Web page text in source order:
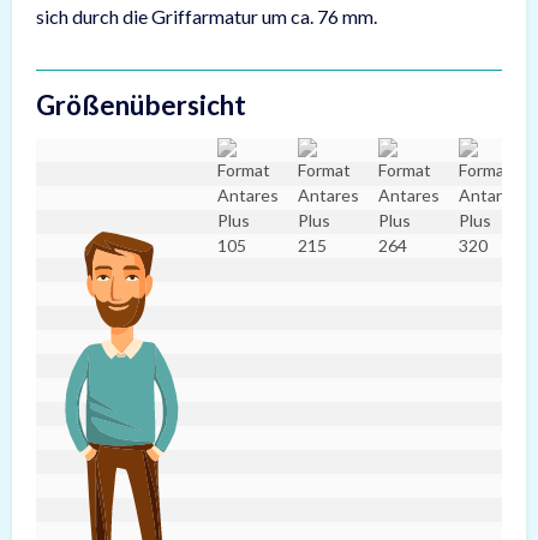
sich durch die Griffarmatur um ca. 76 mm.
Größenübersicht